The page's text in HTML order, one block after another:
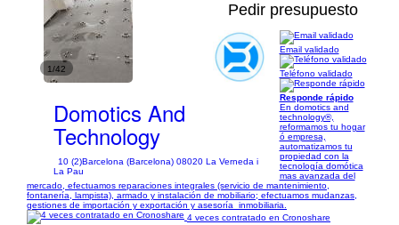
1/42
Pedir presupuesto
Domotics And
Technology
10 (2)Barcelona (Barcelona) 08020 La Verneda i
La Pau
Email validado
Teléfono validado
Responde rápido
En domotics and
technology®,
reformamos tu hogar
ó empresa,
automatizamos tu
propiedad con la
tecnología domótica
mas avanzada del
mercado, efectuamos reparaciones integrales (servicio de mantenimiento,
fontanería, lampista), armado y instalación de mobiliario; efectuamos mudanzas,
gestiones de importación y exportación y asesoría_inmobiliaria.
4 veces contratado en Cronoshare